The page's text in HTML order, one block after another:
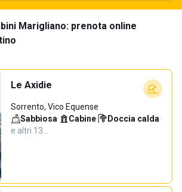
Marigliano: prenota online
Le Axidie
Sorrento, Vico Equense
Sabbiosa· Cabine· Doccia calda·
e altri 13…